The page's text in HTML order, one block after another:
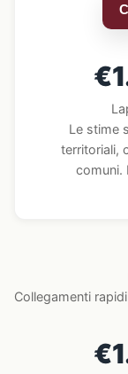
Le stime
territoriali,
comuni.
Collegamenti